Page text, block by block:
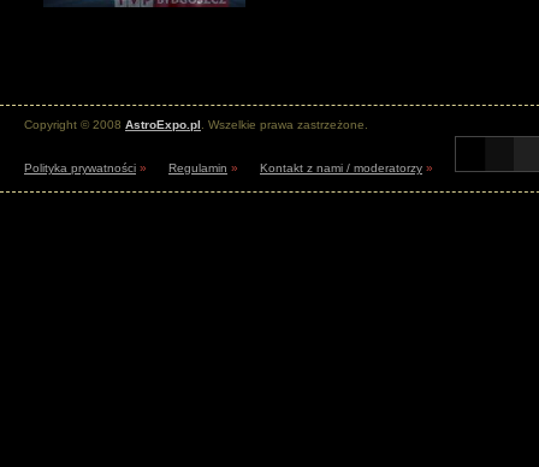
Copyright © 2008 AstroExpo.pl . Wszelkie prawa zastrzeżone.
Polityka prywatności » Regulamin » Kontakt z nami / moderatorzy »